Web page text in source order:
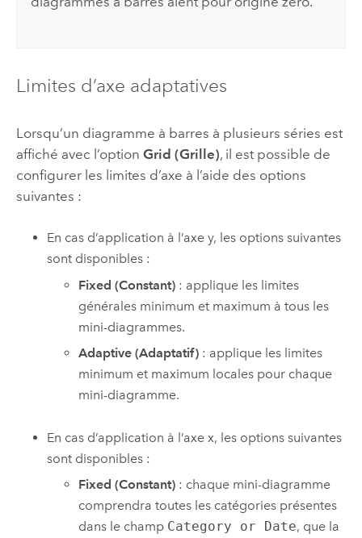
Limites d’axe adaptatives
Lorsqu’un diagramme à barres à plusieurs séries est
affiché avec l’option Grid (Grille), il est possible de
configurer les limites d’axe à l’aide des options
suivantes :
En cas d’application à l’axe y, les options suivantes
sont disponibles :
Fixed (Constant) : applique les limites
générales minimum et maximum à tous les
mini-diagrammes.
Adaptive (Adaptatif) : applique les limites
minimum et maximum locales pour chaque
mini-diagramme.
En cas d’application à l’axe x, les options suivantes
sont disponibles :
Fixed (Constant) : chaque mini-diagramme
comprendra toutes les catégories présentes
dans le champ Category or Date, que la